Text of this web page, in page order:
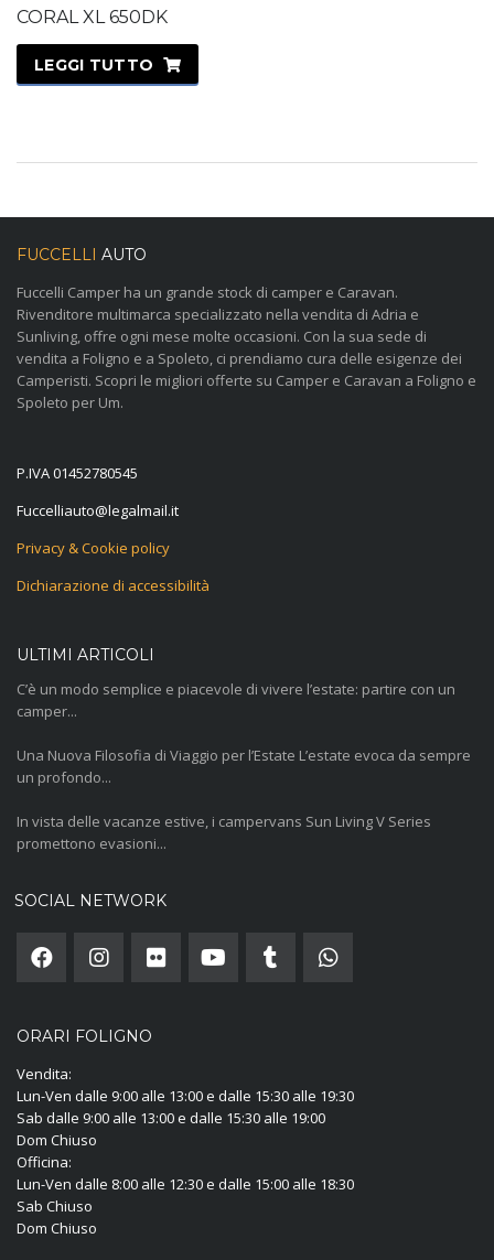
CORAL XL 650DK
LEGGI TUTTO
FUCCELLI AUTO
Fuccelli Camper ha un grande stock di camper e Caravan.
Rivenditore multimarca specializzato nella vendita di Adria e
Sunliving, offre ogni mese molte occasioni. Con la sua sede di
vendita a Foligno e a Spoleto, ci prendiamo cura delle esigenze dei
Camperisti. Scopri le migliori offerte su Camper e Caravan a Foligno e
Spoleto per Um.
P.IVA 01452780545
ti.liamlagel
@otuailleccuF
Privacy & Cookie policy
Dichiarazione di accessibilità
ULTIMI ARTICOLI
C’è un modo semplice e piacevole di vivere l’estate: partire con un
camper...
Una Nuova Filosofia di Viaggio per l’Estate L’estate evoca da sempre
un profondo...
In vista delle vacanze estive, i campervans Sun Living V Series
promettono evasioni...
SOCIAL NETWORK
ORARI FOLIGNO
Vendita:
Lun-Ven dalle 9:00 alle 13:00 e dalle 15:30 alle 19:30
Sab dalle 9:00 alle 13:00 e dalle 15:30 alle 19:00
Dom Chiuso
Officina:
Lun-Ven dalle 8:00 alle 12:30 e dalle 15:00 alle 18:30
Sab Chiuso
Dom Chiuso